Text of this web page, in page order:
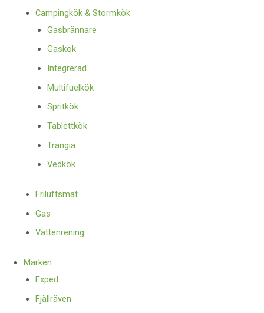
Campingkök & Stormkök
Gasbrännare
Gaskök
Integrerad
Multifuelkök
Spritkök
Tablettkök
Trangia
Vedkök
Friluftsmat
Gas
Vattenrening
Märken
Exped
Fjällräven